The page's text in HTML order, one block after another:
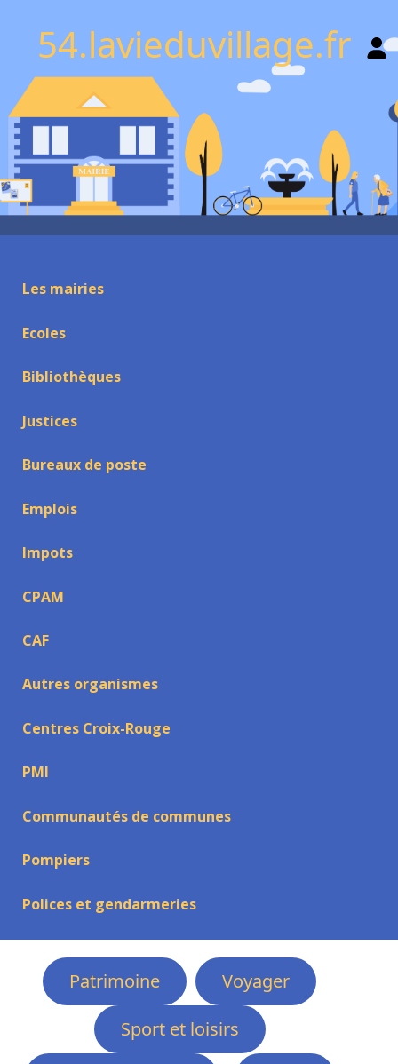
54.lavieduvillage.fr
Les mairies
Ecoles
Bibliothèques
Justices
Bureaux de poste
Emplois
Impots
CPAM
CAF
Autres organismes
Centres Croix-Rouge
PMI
Communautés de communes
Pompiers
Polices et gendarmeries
Patrimoine
Voyager
Sport et loisirs